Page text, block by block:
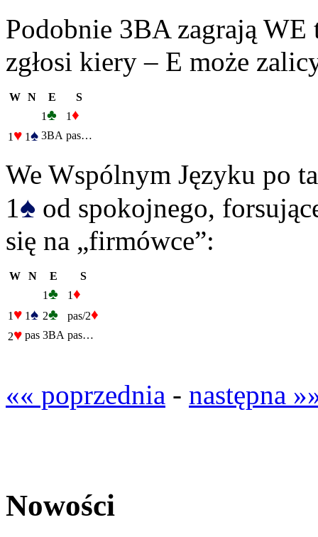
Podobnie 3BA zagrają
zgłosi kiery – E może
W N E
S
1♣ 1♦
1 ♥ 1♠ 3BA pas…
We Wspólnym Języku po
1 ♠ od spokojnego,
się na „firmówce”:
W N E
S
1♣ 1♦
1 ♥ 1♠ 2♣ pas/2♦
2♥ pas 3BA pas…
«« poprzednia - następna
Nowości